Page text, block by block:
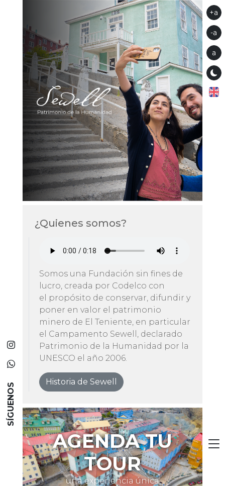
+a
-a
a
SÍGUENOS
¿Quienes somos?
Somos una Fundación sin fines de
lucro, creada por Codelco con
el propósito de conservar, difundir y
poner en valor el patrimonio
minero de El Teniente, en particular
el Campamento Sewell, declarado
Patrimonio de la Humanidad por la
UNESCO el año 2006.
Historia de Sewell
AGENDA TU
TOUR
una experiencia única